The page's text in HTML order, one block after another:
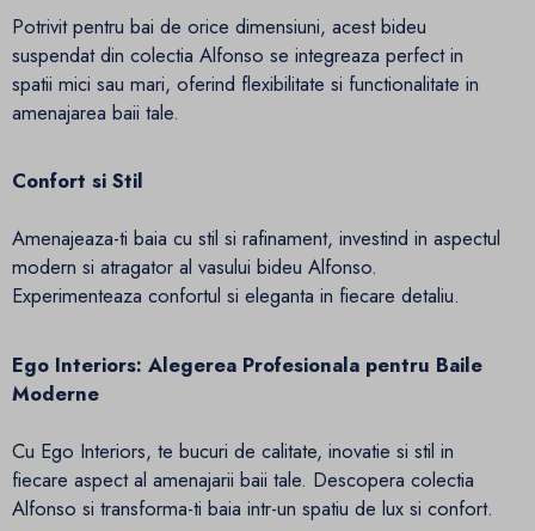
Potrivit pentru bai de orice dimensiuni, acest bideu
suspendat din colectia Alfonso se integreaza perfect in
spatii mici sau mari, oferind flexibilitate si functionalitate in
amenajarea baii tale.
Confort si Stil
Amenajeaza-ti baia cu stil si rafinament, investind in aspectul
modern si atragator al vasului bideu Alfonso.
Experimenteaza confortul si eleganta in fiecare detaliu.
Ego Interiors: Alegerea Profesionala pentru Baile
Moderne
Cu Ego Interiors, te bucuri de calitate, inovatie si stil in
fiecare aspect al amenajarii baii tale. Descopera colectia
Alfonso si transforma-ti baia intr-un spatiu de lux si confort.